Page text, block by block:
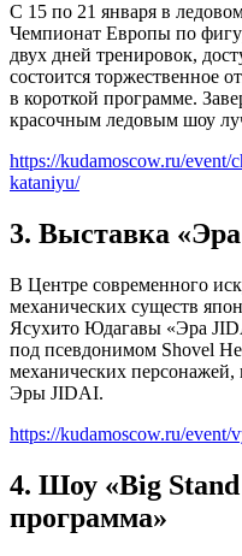
С 15 по 21 января в
Чемпионат Европы по
двух дней тренировок,
состоится торжественное
в короткой программе.
красочным ледовым шоу
https://kudamoscow.ru/
kataniyu/
3. Выставка
В Центре современного
механических существ
Ясухито Юдагавы «Эра
под псевдонимом Shovel
механических персонажей,
Эры JIDAI.
https://kudamoscow.ru/event/
4. Шоу «Big
программа»